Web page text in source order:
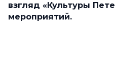
взгляд «Культуры
мероприятий.